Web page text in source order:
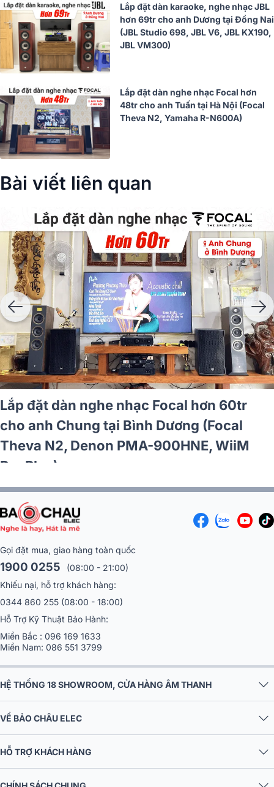
Lắp đặt dàn karaoke, nghe nhạc JBL
hơn 69tr cho anh Dương tại Đồng Nai
(JBL Studio 698, JBL V6, JBL KX190,
JBL VM300)
Lắp đặt dàn nghe nhạc Focal hơn
48tr cho anh Tuấn tại Hà Nội (Focal
Theva N2, Yamaha R-N600A)
Bài viết liên quan
Lắp đặt dàn nghe nhạc Focal hơn 60tr
cho anh Chung tại Bình Dương (Focal
Theva N2, Denon PMA-900HNE, WiiM
Pro Plus)
Gọi đặt mua, giao hàng toàn quốc
1900 0255
(08:00 - 21:00)
Khiếu nại, hỗ trợ khách hàng:
0344 860 255 (08:00 - 18:00)
Hỗ Trợ Kỹ Thuật Bảo Hành:
Miền Bắc : 096 169 1633
Miền Nam: 086 551 3799
HỆ THỐNG 18 SHOWROOM, CỬA HÀNG ÂM THANH
VỀ BẢO CHÂU ELEC
HỖ TRỢ KHÁCH HÀNG